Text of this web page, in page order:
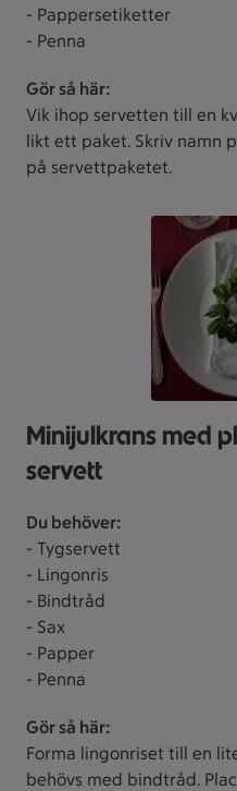
- Pappersetiketter
- Penna
Gör så här:
Vik ihop servetten till en
likt ett paket. Skriv namn
på servettpaketet.
Minijulkrans med
servett
Du behöver:
- Tygservett
- Lingonris
- Bindtråd
- Sax
- Papper
- Penna
Gör så här:
Forma lingonriset till en
behövs med bindtråd.